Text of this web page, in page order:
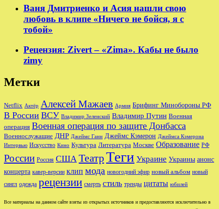
Ваня Дмитриенко и Асия нашли свою
любовь в клипе «Ничего не бойся, я с
тобой»
Рецензия: Zivert – «Zima». Кабы не было
zimy
Метки
Netflix Актёр Алексей Мажаев Армия Брифинг Минобороны РФ
В России ВСУ Владимир Зеленский Владимир Путин Военная
операция Военная операция по защите Донбасса
Военнослужащие ДНР Джеймс Ганн Джеймс Кэмерон Джеймса Кэмерона
Интервью Искусство Кино Культура Литература Москве Образование РФ
России Россия США ТеатрТеги Украине Украины анонс
концерта кавер-версии клип мода новогодний эфир новый альбом новый
сингл одежда рецензии смерть стиль тренды цитаты юбилей
Все материалы на данном сайте взяты из открытых источников и предоставляются исключительно в